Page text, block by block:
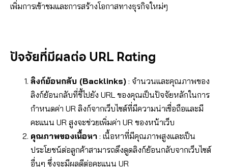
เพิ่มการเข้าชมและการสร้างโอกาสทางธุรกิจใหม่ๆ
ปัจจัยที่มีผลต่อ URL Rating
ลิงก์ย้อนกลับ (Backlinks) : จำนวนและคุณภาพของ
ลิงก์ย้อนกลับที่ชี้ไปยัง URL ของคุณเป็นปัจจัยหลักในการ
กำหนดค่า UR ลิงก์จากเว็บไซต์ที่มีความน่าเชื่อถือและมี
คะแนน UR สูงจะช่วยเพิ่มค่า UR ของหน้าเว็บ
คุณภาพของเนื้อหา : เนื้อหาที่มีคุณภาพสูงและเป็น
ประโยชน์ต่อลูกค้าสามารถดึงดูดลิงก์ย้อนกลับจากเว็บไซต์
อื่นๆ ซึ่งจะมีผลดีต่อคะแนน UR